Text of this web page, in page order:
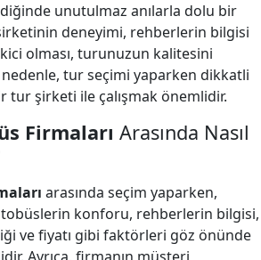
unutulmaz anılarla dolu bir
deneyimi, rehberlerin bilgisi
olması, turunuzun kalitesini
tur seçimi yaparken dikkatli
tur şirketi ile çalışmak önemlidir.
Firmaları Arasında Nasıl
arasında seçim yaparken,
konforu, rehberlerin bilgisi,
ve fiyatı gibi faktörleri göz önünde